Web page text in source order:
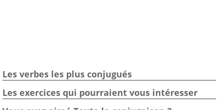
Les verbes les plus conjugués
Les exercices qui pourraient vous intéresser